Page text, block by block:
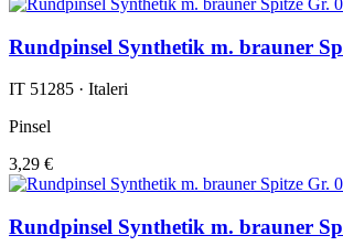
Rundpinsel Synthetik m. brauner
IT 51285 · Italeri
Pinsel
3,29 €
Rundpinsel Synthetik m. brauner